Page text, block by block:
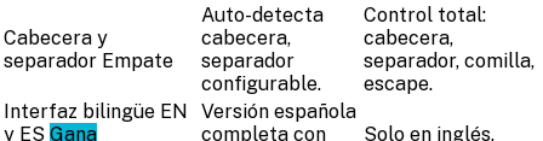
Cabecera y
separador Empate
Auto-detecta
cabecera,
separador
configurable.
Control total:
cabecera,
separador, comilla,
escape.
Interfaz bilingüe EN
y ES Gana
Versión española
completa con
Solo en inglés.